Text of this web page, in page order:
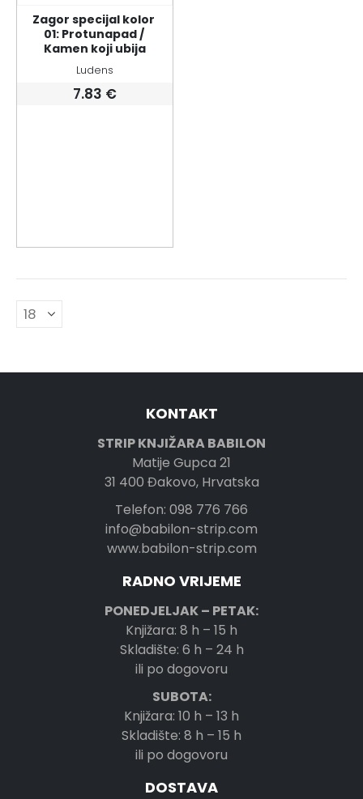
Zagor specijal kolor
01: Protunapad /
Kamen koji ubija
Ludens
7.83 €
KONTAKT
STRIP KNJIŽARA BABILON
Matije Gupca 21
31 400 Đakovo, Hrvatska
Telefon: 098 776 766
info@babilon-strip.com
www.babilon-strip.com
RADNO VRIJEME
PONEDJELJAK – PETAK:
Knjižara: 8 h – 15 h
Skladište: 6 h – 24 h
ili po dogovoru
SUBOTA:
Knjižara: 10 h – 13 h
Skladište: 8 h – 15 h
ili po dogovoru
DOSTAVA